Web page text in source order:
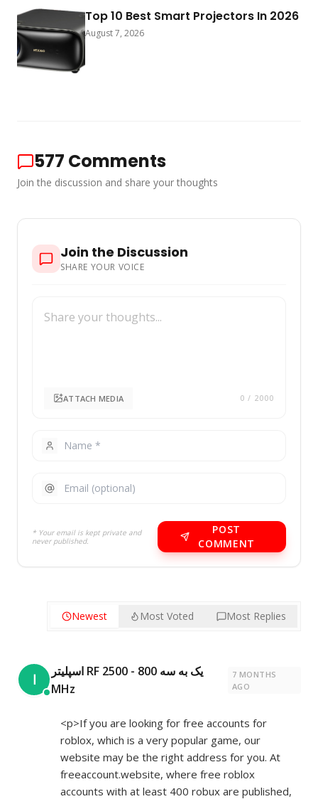
Top 10 Best Smart Projectors In 2026
August 7, 2026
577 Comments
Join the discussion and share your thoughts
Join the Discussion
SHARE YOUR VOICE
ATTACH MEDIA 0 / 2000
* Your email is kept private and
never published.
POST
COMMENT
Newest Most Voted Most Replies
ا
اسپلیتر RF یک به سه 800 - 2500
MHz
7 MONTHS
AGO
<p>If you are looking for free accounts for
roblox, which is a very popular game, our
website may be the right address for you. At
freeaccount.website, where free roblox
accounts with at least 400 robux are published,